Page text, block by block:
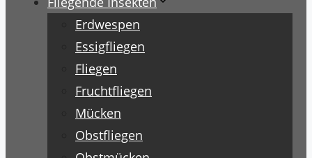
Erdwespen
Essigfliegen
Fliegen
Fruchtfliegen
Mücken
Obstfliegen